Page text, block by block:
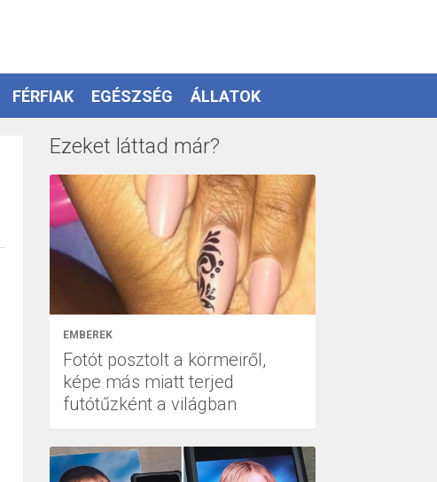
FÉRFIAK EGÉSZSÉG ÁLLATOK
Ezeket láttad már?
EMBEREK
Fotót posztolt a körmeiről,
képe más miatt terjed
futótűzként a világban